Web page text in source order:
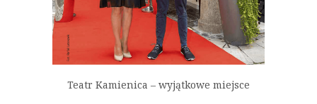
Teatr Kamienica – wyjątkowe miejsce